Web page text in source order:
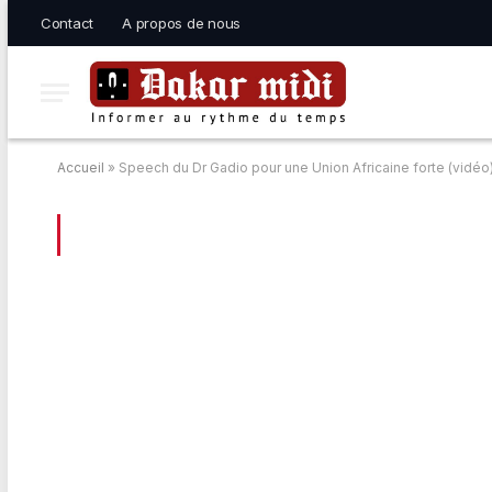
Contact A propos de nous
Accueil » Speech du Dr Gadio pour une Union Africaine forte (vidéo)